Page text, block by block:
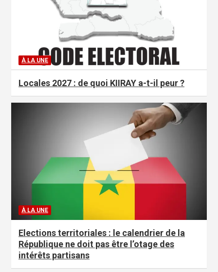
À LA UNE
Locales 2027 : de quoi KIIRAY a-t-il peur ?
À LA UNE
Elections territoriales : le calendrier de la
République ne doit pas être l’otage des
intérêts partisans